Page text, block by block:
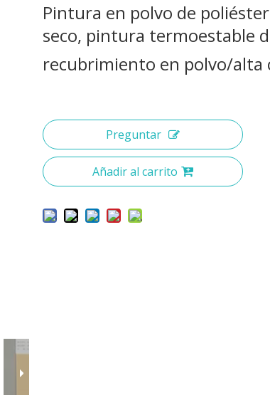
Pintura en polvo de
seco, pintura termoestable
recubrimiento en polvo/alta
Preguntar
Añadir al carrito